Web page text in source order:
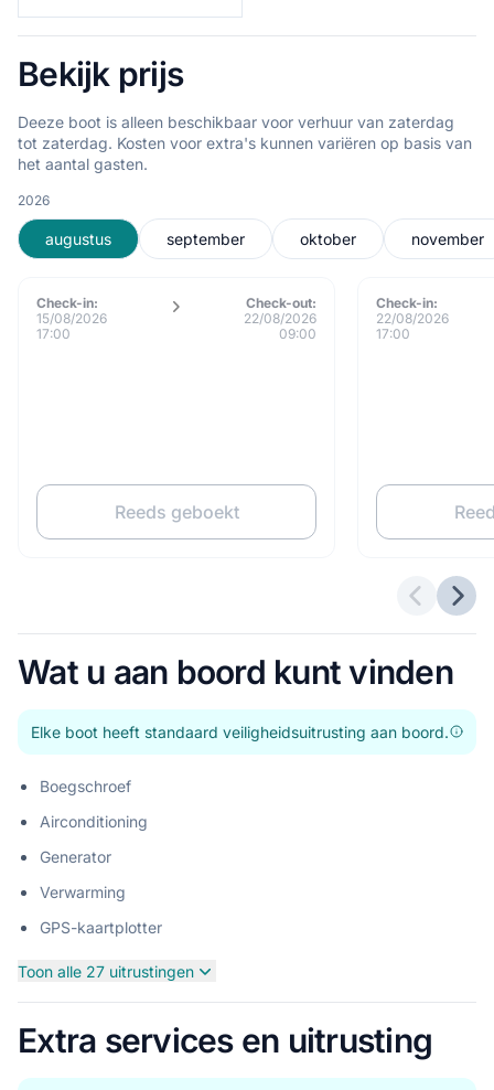
Bekijk prijs
Deeze boot is alleen beschikbaar voor verhuur van zaterdag
tot zaterdag. Kosten voor extra's kunnen variëren op basis van
het aantal gasten.
2026
augustus september oktober november
Check-in:
15/08/2026
17:00
Check-out:
22/08/2026
09:00
Reeds geboekt
Check-in:
22/08/2026
17:00
Wat u aan boord kunt vinden
Elke boot heeft standaard veiligheidsuitrusting aan boord.
Boegschroef
Airconditioning
Generator
Verwarming
GPS-kaartplotter
Toon alle 27 uitrustingen
Extra services en uitrusting